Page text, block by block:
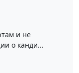
и не
о канди...